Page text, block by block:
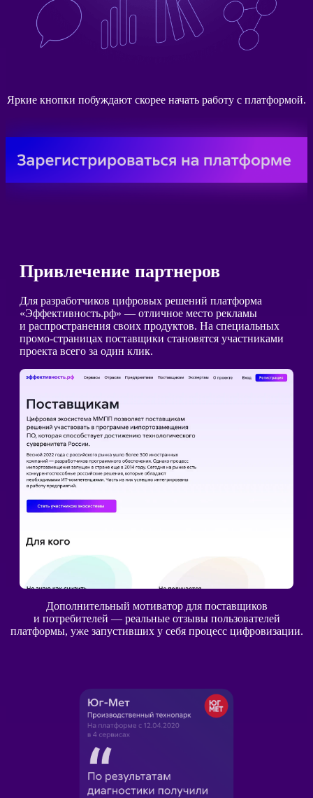
Яркие кнопки побуждают скорее начать работу с платформой.
Привлечение партнеров
Для разработчиков цифровых решений платформа
«Эффективность.рф» — отличное место рекламы
и распространения своих продуктов. На специальных
промо-страницах поставщики становятся участниками
проекта всего за один клик.
Дополнительный мотиватор для поставщиков
и потребителей — реальные отзывы пользователей
платформы, уже запустивших у себя процесс цифровизации.